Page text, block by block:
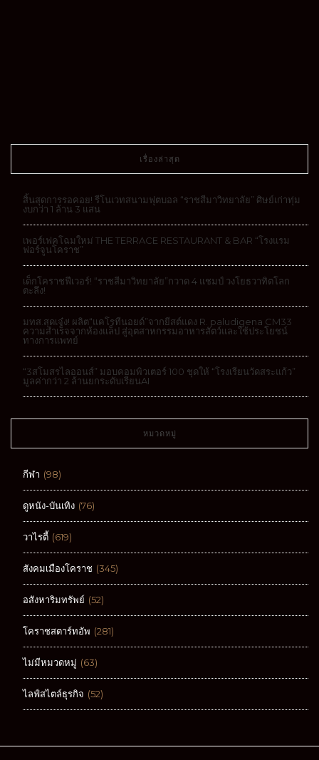
เรื่องล่าสุด
สิ้นสุดการรอคอย! รีโนเวทสนามฟุตบอล “ราชสีมาวิทยาลัย” ศิษย์เก่าทุ่ม
งบกว่า 1 ล้าน 3 แสน
เพอร์เฟคโฉมใหม่ THE TERRACE RESTAURANT & BAR “โรงแรม
ฟอร์จูนโคราช”
เด็กโคราชฟีเวอร์! “ราชสีมาวิทยาลัย”กวาด 4 แชมป์ วงโยธวาทิตโลก
ตะลึง!
มทส.สุดเจ๋ง! ผลิต“แคโรทีนอยด์”จากยีสต์แดง R. paludigena CM33
ความสำเร็จจากห้องแล็ป สู่อุตสาหกรรมอาหารสัตว์และใช้ประโยชน์
ทางการแพทย์
“3สโมสรไลออนส์” มอบคอมพิวเตอร์ 100 ชุดให้ “โรงเรียนวัดสระแก้ว”
มูลค่ากว่า 2 ล้านยกระดับเรียนAI
หมวดหมู่
กีฬา (98)
ดูหนัง-บันเทิง (76)
วาไรตี้ (619)
สังคมเมืองโคราช (345)
อสังหาริมทรัพย์ (52)
โคราชสตาร์ทอัพ (281)
ไม่มีหมวดหมู่ (63)
ไลฟ์สไตล์ธุรกิจ (52)